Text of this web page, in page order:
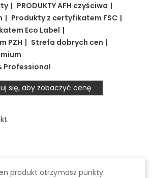
PRODUKTY AFH czyściwa
Produkty z certyfikatem FSC
Eco Label
PZH
Strefa dobrych cen
Professional
się, aby zobaczyć cenę
produkt otrzymasz punkty.